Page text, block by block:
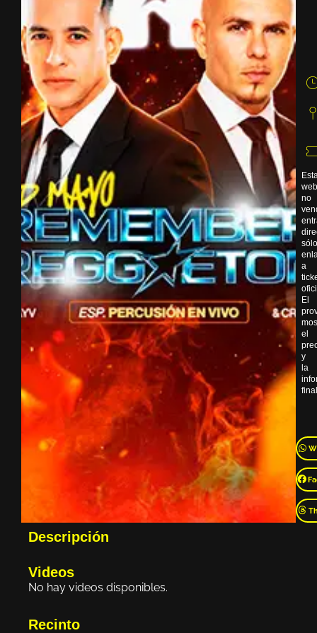
web
no
sólo
a
El
el
y
la
Descripción
Videos
No hay videos disponibles.
Recinto